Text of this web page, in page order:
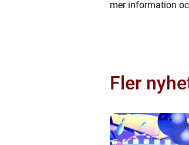
mer information
Fler